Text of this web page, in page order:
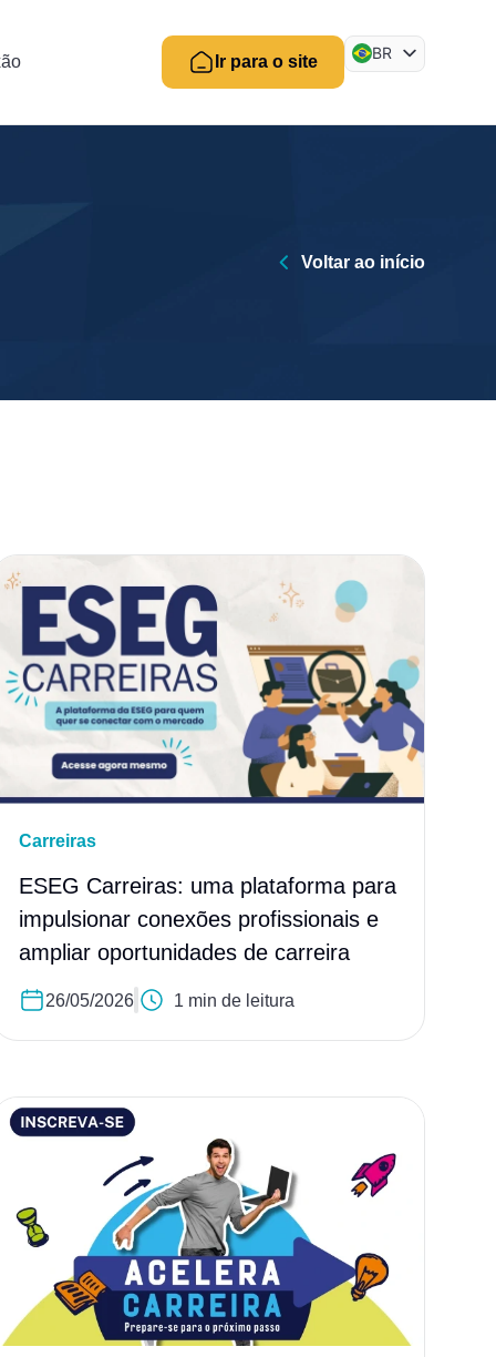
Ir para o site
BR
ES
Voltar ao início
Carreiras
ESEG Carreiras: uma plataforma para
impulsionar conexões profissionais e
ampliar oportunidades de carreira
26/05/2026 1 min de leitura